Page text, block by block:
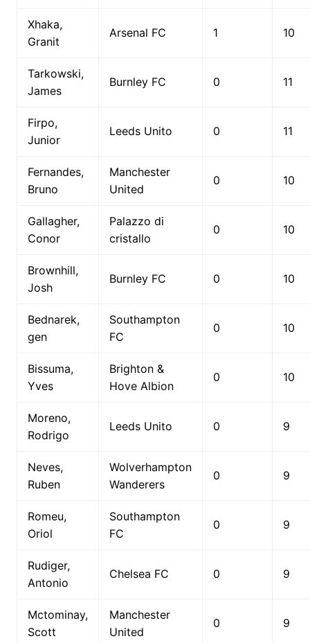
Xhaka,
Granit
Arsenal FC 1 10
Tarkowski,
James
Burnley FC 0 11
Firpo,
Junior
Leeds Unito 0 11
Fernandes,
Bruno
Manchester
United
0 10
Gallagher,
Conor
Palazzo di
cristallo
0 10
Brownhill,
Josh
Burnley FC 0 10
Bednarek,
gen
Southampton
FC
0 10
Bissuma,
Yves
Brighton &
Hove Albion
0 10
Moreno,
Rodrigo
Leeds Unito 0 9
Neves,
Ruben
Wolverhampton
Wanderers
0 9
Romeu,
Oriol
Southampton
FC
0 9
Rudiger,
Antonio
Chelsea FC 0 9
Mctominay,
Scott
Manchester
United
0 9